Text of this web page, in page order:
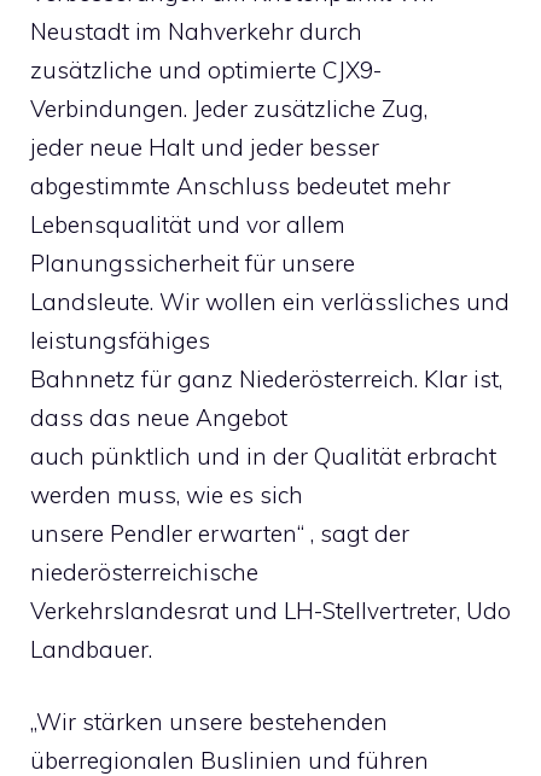
Neustadt im Nahverkehr durch
zusätzliche und optimierte CJX9-
Verbindungen. Jeder zusätzliche Zug,
jeder neue Halt und jeder besser
abgestimmte Anschluss bedeutet mehr
Lebensqualität und vor allem
Planungssicherheit für unsere
Landsleute. Wir wollen ein verlässliches und
leistungsfähiges
Bahnnetz für ganz Niederösterreich. Klar ist,
dass das neue Angebot
auch pünktlich und in der Qualität erbracht
werden muss, wie es sich
unsere Pendler erwarten“ , sagt der
niederösterreichische
Verkehrslandesrat und LH-Stellvertreter, Udo
Landbauer.
„Wir stärken unsere bestehenden
überregionalen Buslinien und führen